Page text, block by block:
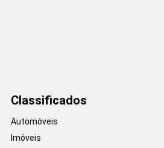
Classificados
Automóveis
Imóveis